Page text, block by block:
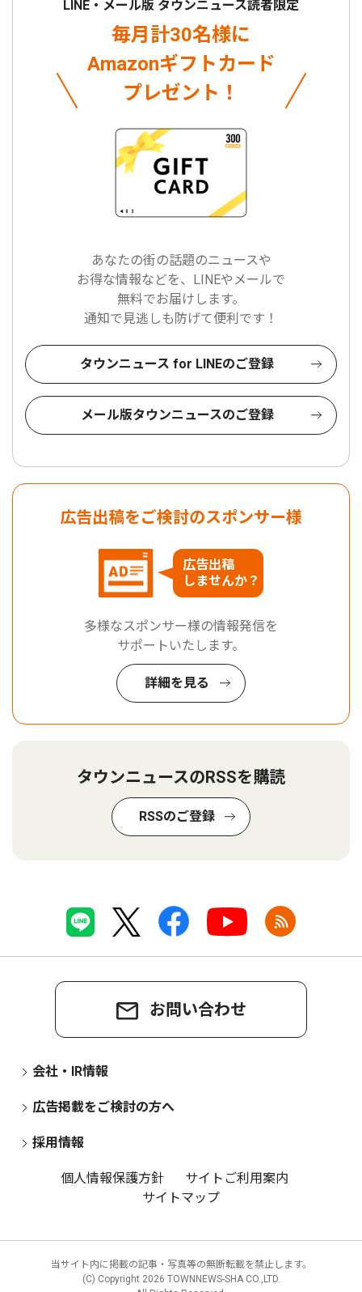
LINE・メール版 タウンニュース読者限定
毎月計30名様に
Amazonギフトカード
プレゼント！
あなたの街の話題のニュースや
お得な情報などを、LINEやメールで
無料でお届けします。
通知で見逃しも防げて便利です！
タウンニュース for LINEのご登録
メール版タウンニュースのご登録
広告出稿をご検討のスポンサー様
広告出稿
しませんか？
多様なスポンサー様の情報発信を
サポートいたします。
詳細を見る
タウンニュースのRSSを購読
RSSのご登録
お問い合わせ
会社・IR情報
広告掲載をご検討の方へ
採用情報
個人情報保護方針
サイトご利用案内
サイトマップ
当サイト内に掲載の記事・写真等の無断転載を禁止します。
(C) Copyright 2026 TOWNNEWS-SHA CO.,LTD.